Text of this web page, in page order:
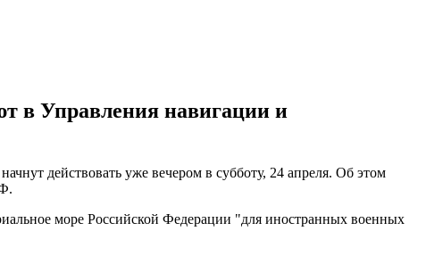
в Управления навигации и
действовать уже вечером в субботу, 24 апреля. Об этом
море Российской Федерации "для иностранных военных